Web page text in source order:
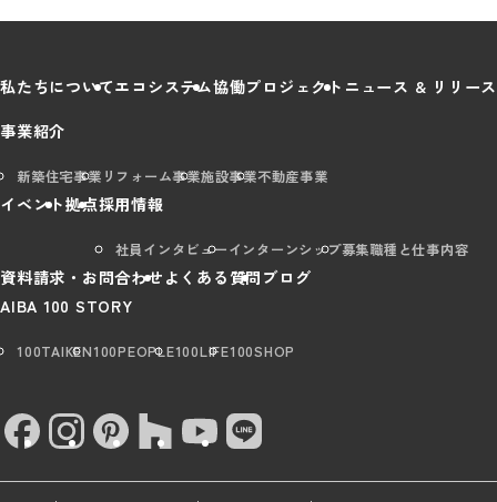
私たちについてエコシステム協働プロジェクト ニュース & リリース
事業紹介
新築住宅事業 リフォーム事業施設事業不動産事業
イベント拠点採用情報
社員インタビューインターンシップ募集職種と仕事内容
資料請求・お問合わせ よくある質問 ブログ
AIBA 100 STORY
100TAIKEN100PEOPLE100LIFE100SHOP